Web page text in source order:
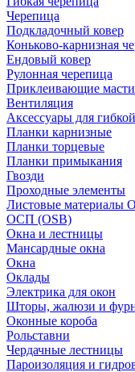
Черепица
Подкладочный ковер
Коньково-карнизная
Ендовый ковер
Рулонная черепица
Приклеивающие
Вентиляция
Аксессуары для
Планки карнизные
Планки торцевые
Планки примыкания
Гвозди
Проходные элементы
Листовые материалы
ОСП (OSB)
Окна и лестницы
Мансардные окна
Окна
Оклады
Электрика для окон
Шторы, жалюзи и
Оконные короба
Рольставни
Чердачные лестницы
Пароизоляция и